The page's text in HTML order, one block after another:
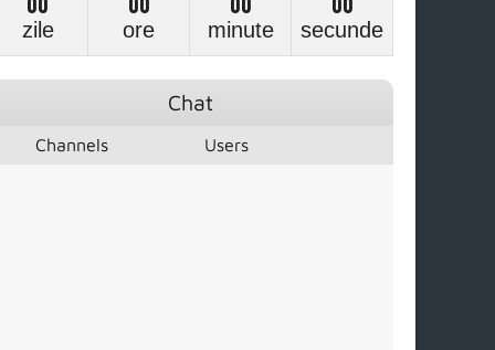
zile ore minute secunde
Chat
Channels Users